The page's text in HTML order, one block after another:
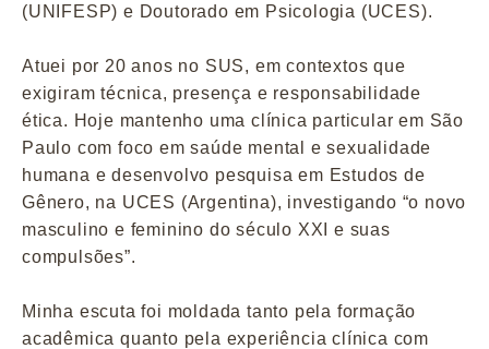
(UNIFESP) e Doutorado em Psicologia (UCES).
Atuei por 20 anos no SUS, em contextos que
exigiram técnica, presença e responsabilidade
ética. Hoje mantenho uma clínica particular em São
Paulo com foco em saúde mental e sexualidade
humana e desenvolvo pesquisa em Estudos de
Gênero, na UCES (Argentina), investigando “o novo
masculino e feminino do século XXI e suas
compulsões”.
Minha escuta foi moldada tanto pela formação
acadêmica quanto pela experiência clínica com